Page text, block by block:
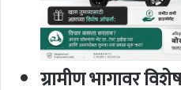
ग्रामीण भागावर